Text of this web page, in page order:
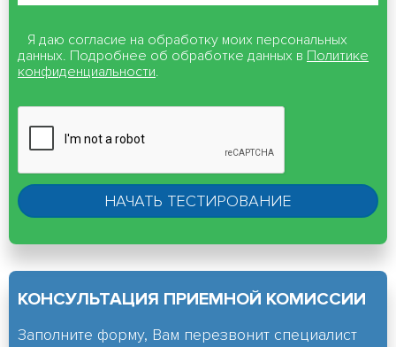
Я даю согласие на обработку моих персональных
данных. Подробнее об обработке данных в Политике
конфиденциальности.
КОНСУЛЬТАЦИЯ ПРИЕМНОЙ КОМИССИИ
Заполните форму, Вам перезвонит специалист